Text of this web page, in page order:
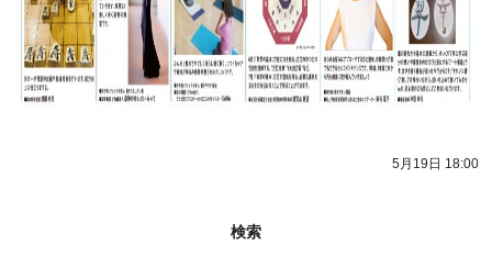
5月19日 18:00
検索